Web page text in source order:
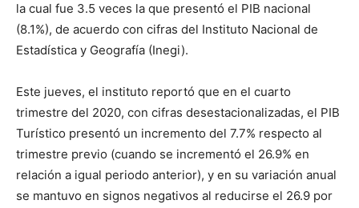
la cual fue 3.5 veces la que presentó el PIB nacional
(8.1%), de acuerdo con cifras del Instituto Nacional de
Estadística y Geografía (Inegi).
Este jueves, el instituto reportó que en el cuarto
trimestre del 2020, con cifras desestacionalizadas, el PIB
Turístico presentó un incremento del 7.7% respecto al
trimestre previo (cuando se incrementó el 26.9% en
relación a igual periodo anterior), y en su variación anual
se mantuvo en signos negativos al reducirse el 26.9 por